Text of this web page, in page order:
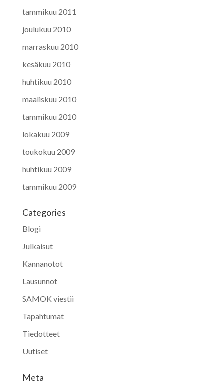
tammikuu 2011
joulukuu 2010
marraskuu 2010
kesäkuu 2010
huhtikuu 2010
maaliskuu 2010
tammikuu 2010
lokakuu 2009
toukokuu 2009
huhtikuu 2009
tammikuu 2009
Categories
Blogi
Julkaisut
Kannanotot
Lausunnot
SAMOK viestii
Tapahtumat
Tiedotteet
Uutiset
Meta